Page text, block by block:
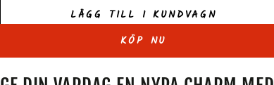
LÄGG TILL I KUNDVAGN
KÖP NU